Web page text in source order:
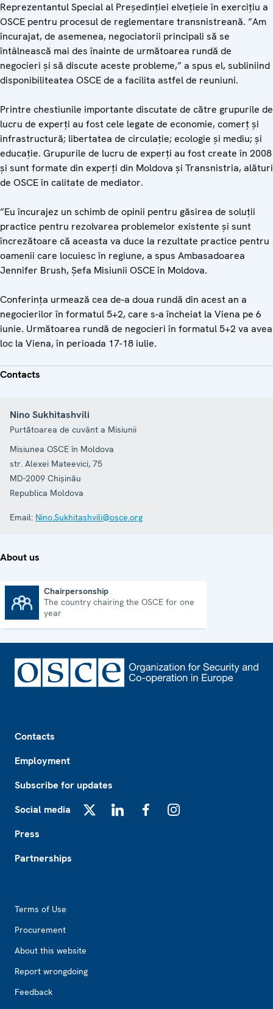
Reprezentantul Special al Președinției elvețieie în exercițiu a
OSCE pentru procesul de reglementare transnistreană. ”Am
încurajat, de asemenea, negociatorii principali să se
întâlnească mai des înainte de următoarea rundă de
negocieri și să discute aceste probleme,” a spus el, subliniind
disponibiliteatea OSCE de a facilita astfel de reuniuni.
Printre chestiunile importante discutate de către grupurile de
lucru de experți au fost cele legate de economie, comerț și
infrastructură; libertatea de circulație; ecologie și mediu; și
educație. Grupurile de lucru de experți au fost create în 2008
și sunt formate din experți din Moldova și Transnistria, alături
de OSCE în calitate de mediator.
”Eu încurajez un schimb de opinii pentru găsirea de soluții
practice pentru rezolvarea problemelor existente și sunt
încrezătoare că aceasta va duce la rezultate practice pentru
oamenii care locuiesc în regiune, a spus Ambasadoarea
Jennifer Brush, Șefa Misiunii OSCE în Moldova.
Conferința urmează cea de-a doua rundă din acest an a
negocierilor în formatul 5+2, care s-a încheiat la Viena pe 6
iunie. Următoarea rundă de negocieri în formatul 5+2 va avea
loc la Viena, în perioada 17-18 iulie.
Contacts
Nino Sukhitashvili
Purtătoarea de cuvânt a Misiunii
Misiunea OSCE în Moldova
str. Alexei Mateevici, 75
MD-2009 Chișinău
Republica Moldova
Email: Nino.Sukhitashvili@osce.org
About us
Chairpersonship
The country chairing the OSCE for one
year
Contacts
Employment
Subscribe for updates
Social media
Press
Partnerships
Terms of Use
Procurement
About this website
Report wrongdoing
Feedback